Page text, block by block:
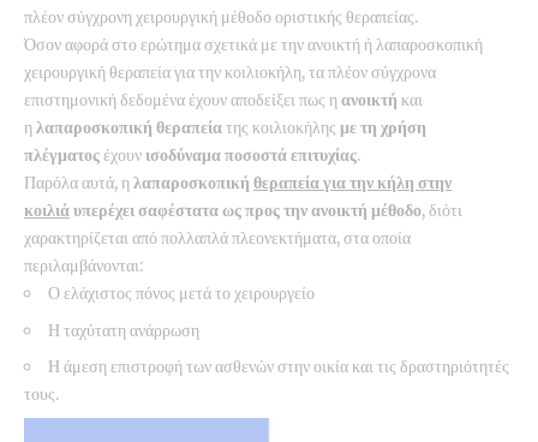
πλέον σύγχρονη χειρουργική μέθοδο οριστικής θεραπείας.
Όσον αφορά στο ερώτημα σχετικά με την ανοικτή ή λαπαροσκοπική
χειρουργική θεραπεία για την κοιλιοκήλη, τα πλέον σύγχρονα
επιστημονική δεδομένα έχουν αποδείξει πως η ανοικτή και
η λαπαροσκοπική θεραπείατης κοιλιοκήλης με τη χρήση
πλέγματοςέχουνισοδύναμα ποσοστά επιτυχίας.
Παρόλα αυτά, η λαπαροσκοπική θεραπεία για την κήλη στην
κοιλιάυπερέχει σαφέστατα ως προς την ανοικτή μέθοδο, διότι
χαρακτηρίζεται από πολλαπλά πλεονεκτήματα, στα οποία
περιλαμβάνονται:
Ο ελάχιστος πόνος μετά το χειρουργείο
Η ταχύτατη ανάρρωση
Η άμεση επιστροφή των ασθενών στην οικία και τις δραστηριότητές
τους.